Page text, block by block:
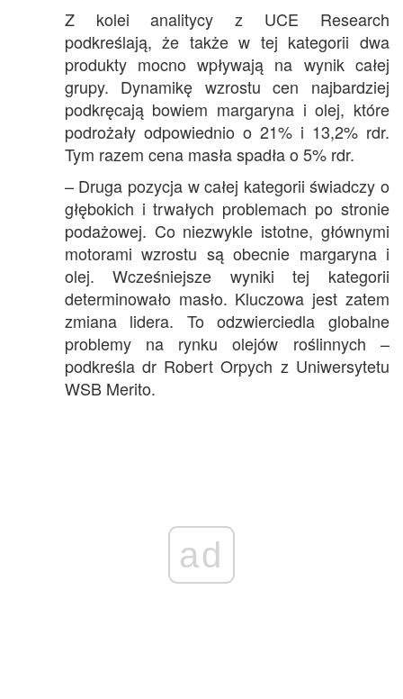
Z kolei analitycy z UCE Research
podkreślają, że także w tej kategorii dwa
produkty mocno wpływają na wynik całej
grupy. Dynamikę wzrostu cen najbardziej
podkręcają bowiem margaryna i olej, które
podrożały odpowiednio o 21% i 13,2% rdr.
Tym razem cena masła spadła o 5% rdr.
– Druga pozycja w całej kategorii świadczy o
głębokich i trwałych problemach po stronie
podażowej. Co niezwykle istotne, głównymi
motorami wzrostu są obecnie margaryna i
olej. Wcześniejsze wyniki tej kategorii
determinowało masło. Kluczowa jest zatem
zmiana lidera. To odzwierciedla globalne
problemy na rynku olejów roślinnych –
podkreśla dr Robert Orpych z Uniwersytetu
WSB Merito.
ad